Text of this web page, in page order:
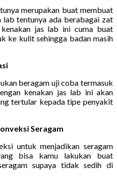
merupakan buat membuat
lab tentunya ada berabagai zat
jas lab ini cuma buat
ke kulit sehingga badan masih
beragam uji coba termasuk
kenakan jas lab ini akan
tertular kepada tipe penyakit
Seragam
untuk menjadikan seragam
bisa kamu lakukan buat
supaya tidak sedih di